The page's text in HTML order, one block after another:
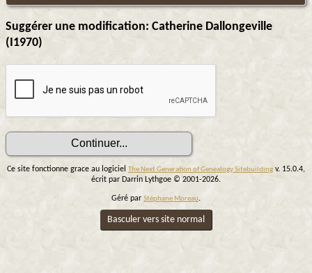
Suggérer une modification: Catherine Dallongeville
(I1970)
Ce site fonctionne grace au logiciel The Next Generation of Genealogy Sitebuilding v. 15.0.4,
écrit par Darrin Lythgoe © 2001-2026.
Géré par Stéphane Moreau.
Basculer vers site normal